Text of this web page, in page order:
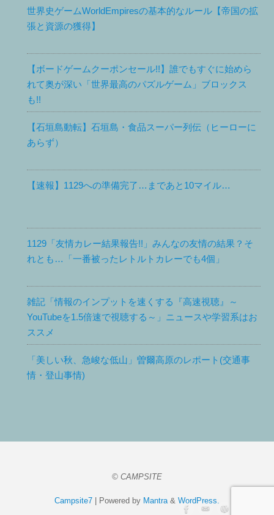
世界史ゲームWorldEmpiresの基本的なルール【帝国の拡
張と資源の獲得】
【ボードゲームクーポンセール!!】誰でもすぐに始めら
れて奥が深い「世界最高のパズルゲーム」ブロックス
も!!
【石垣島動転】石垣島・食品スーパー列伝（ヒーローに
あらず）
【速報】1129への準備完了…まであと10マイル…
1129「友情カレー結果報告!!」みんなの友情の結果？そ
れとも…「一番被ったレトルトカレーでも4個」
雑記「情報のインプットを速くする『高速視聴』～
YouTubeを1.5倍速で視聴する～」ニュースや学習系はお
ススメ
「美しい秋、急峻な低山」曽爾高原のレポート(交通事
情・登山事情)
© CAMPSITE
Campsite7 | Powered by Mantra& WordPress.